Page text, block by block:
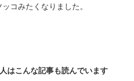
コみたくなりました。
はこんな記事も読んでいます